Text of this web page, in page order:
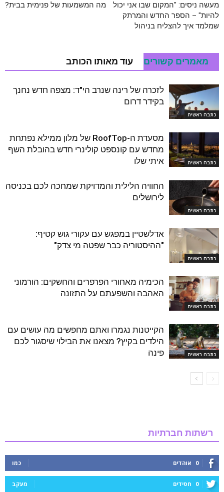
מעשה ניסים: "המקום שבו אני יכול
להיות" – הספר החדש והמרתק
שמלמד איך להצליח בניהול
מה המשמעות של פנימית בבית?
מאמרים קשורים עוד מאותו הכותב
כתבה ראשית
לזכרה של רינה שנרב הי"ד: מצפה חדש נחנך
בקידר דרום
כתבה ראשית
מסעדת ה-RoofTop של מלון ממילא נפתחת
מחדש עם קונספט קולינרי חדש בהובלת השף
איתי שלו
כתבה ראשית
החוויה הלילית והמדויקת שמחכה לכם בכניסה
לירושלים
כתבה ראשית
אדלשטיין במפגש עם עקורי גוש קטיף:
"ההיסטוריה כבר שפטה מי צדק"
כתבה ראשית
הכימיה מאחורי הפרפרים והחשקים: הורמוני
האהבה והשפעתם על התזונה
כתבה ראשית
הקייטנות נגמרו ואתם מחפשים מה עושים עם
הילדים בקיץ? מצאנו את הבילוי שיסגור לכם
פינה
רשתות חברתיות
0 אוהדים כמו
0 חסידים מעקב